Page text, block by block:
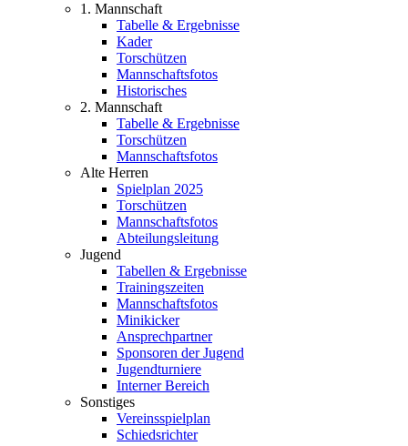
1. Mannschaft
Tabelle & Ergebnisse
Kader
Torschützen
Mannschaftsfotos
Historisches
2. Mannschaft
Tabelle & Ergebnisse
Torschützen
Mannschaftsfotos
Alte Herren
Spielplan 2025
Torschützen
Mannschaftsfotos
Abteilungsleitung
Jugend
Tabellen & Ergebnisse
Trainingszeiten
Mannschaftsfotos
Minikicker
Ansprechpartner
Sponsoren der Jugend
Jugendturniere
Interner Bereich
Sonstiges
Vereinsspielplan
Schiedsrichter